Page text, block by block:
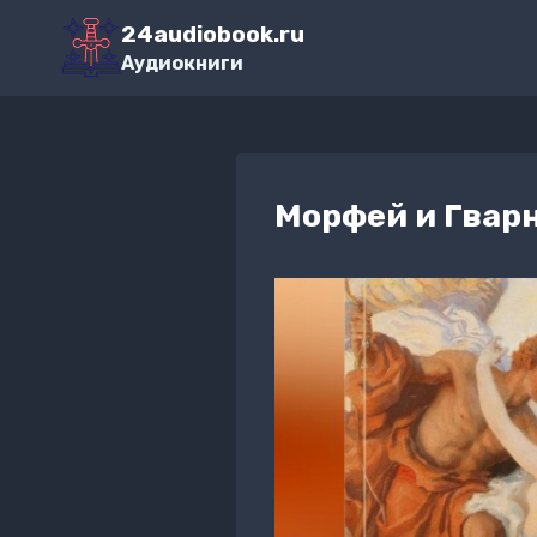
Перейти
содержимому
24audiobook.ru
Аудиокниги
Морфей и